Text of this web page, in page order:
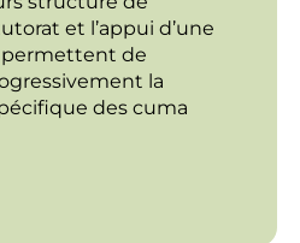
et l’appui d’une
de
la
des cuma